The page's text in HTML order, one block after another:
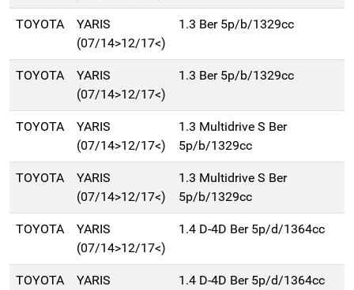
TOYOTA
YARIS
(07/14>12/17<)
1.3 Ber 5p/b/1329cc
TOYOTA
YARIS
(07/14>12/17<)
1.3 Ber 5p/b/1329cc
TOYOTA
YARIS
(07/14>12/17<)
1.3 Multidrive S Ber
5p/b/1329cc
TOYOTA
YARIS
(07/14>12/17<)
1.3 Multidrive S Ber
5p/b/1329cc
TOYOTA
YARIS
(07/14>12/17<)
1.4 D-4D Ber 5p/d/1364cc
TOYOTA
YARIS
1.4 D-4D Ber 5p/d/1364cc